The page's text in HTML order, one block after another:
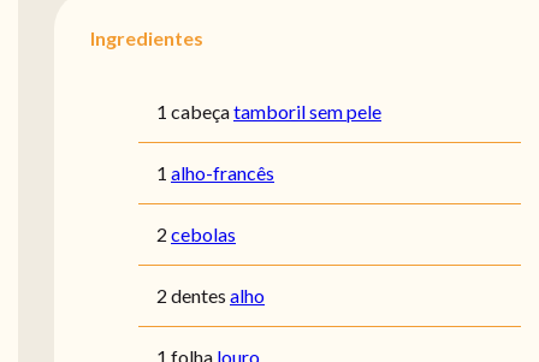
Ingredientes
1 cabeçatamboril sem pele
1 alho-francês
2 cebolas
2 dentes alho
1 folha louro